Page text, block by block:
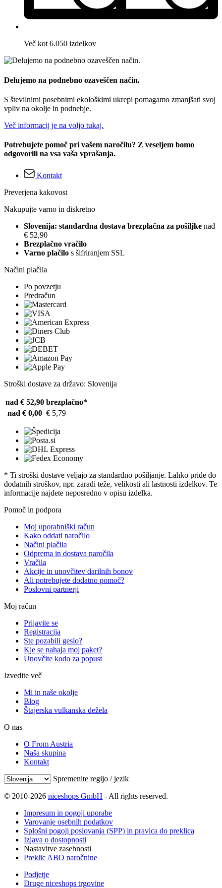
Več kot 6.050 izdelkov
Delujemo na podnebno ozaveščen način.
S številnimi posebnimi ekološkimi ukrepi pomagamo zmanjšati svoj
vpliv na okolje in podnebje.
Več informacij je na voljo tukaj.
Potrebujete pomoč pri vašem naročilu? Z veseljem bomo
odgovorili na vsa vaša vprašanja.
Kontakt
Preverjena kakovost
Nakupujte varno in diskretno
Slovenija: standardna dostava brezplačna za pošiljke nad
€ 52,90
Brezplačno vračilo
Varno plačilo s šifriranjem SSL
Načini plačila
Po povzetju
Predračun
Stroški dostave za državo: Slovenija
nad € 52,90 brezplačno*
nad € 0,00 € 5,79
* Ti stroški dostave veljajo za standardno pošiljanje. Lahko pride do
dodatnih stroškov, npr. zaradi teže, velikosti ali lastnosti izdelkov. Te
informacije najdete neposredno v opisu izdelka.
Pomoč in podpora
Moj uporabniški račun
Kako oddati naročilo
Načini plačila
Odprema in dostava naročila
Vračila
Akcije in unovčitev darilnih bonov
Ali potrebujete dodatno pomoč?
Poslovni partnerji
Moj račun
Prijavite se
Registracija
Ste pozabili geslo?
Kje se nahaja moj paket?
Unovčite kodo za popust
Izvedite več
Mi in naše okolje
Blog
Štajerska vulkanska dežela
O nas
O From Austria
Naša skupina
Kontakt
Spremenite regijo / jezik
© 2010-2026 niceshops GmbH - All rights reserved.
Impresum in pogoji uporabe
Varovanje osebnih podatkov
Splošni pogoji poslovanja (SPP) in pravica do preklica
Izjava o dostopnosti
Nastavitve zasebnosti
Preklic ABO naročnine
Podjetje
Druge niceshops trgovine